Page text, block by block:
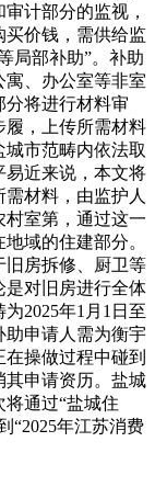
计部分的监视，
买价钱，需供给监
局部补助”。补助
寓、办公室等非室
分将进行材料审
履，上传所需材料
市范畴内依法取
易近来说，本文将
材料，由监护人
室第，通过这一
域的住建部分。
旧房拆修、厨卫等
是对旧房进行全体
2025年1月1日至
助申请人需为衡宇
操做过程中碰到
其申请资历。盐城
通过“盐城住
“2025年江苏消费